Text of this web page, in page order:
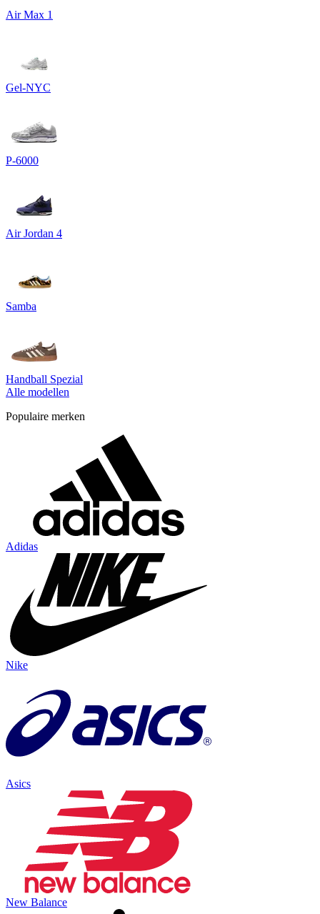
Air Max 1
Gel-NYC
P-6000
Air Jordan 4
Samba
Handball Spezial
Alle modellen
Populaire merken
Adidas
Nike
Asics
New Balance